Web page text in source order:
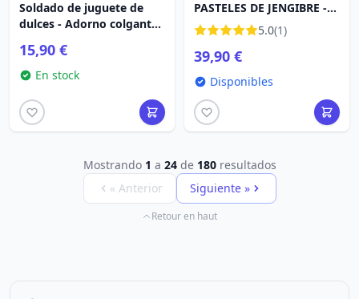
Soldado de juguete de
dulces - Adorno colgante -
15,90 €
En stock
PASTELES DE JENGIBRE -
HEARTWOOD CREEK
5.0(1)
39,90 €
Disponibles
Mostrando 1 a 24de 180resultados
« Anterior
Siguiente »
Retour en haut